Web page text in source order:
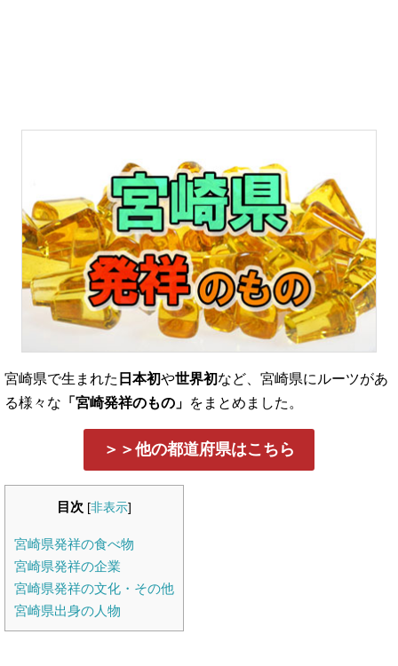
宮崎県で生まれた 日本初や世界初など、宮崎県にルーツがあ
る様々な 「宮崎発祥のもの」 をまとめました。
＞＞他の都道府県はこちら
目次 [非表示]
宮崎県発祥の食べ物
宮崎県発祥の企業
宮崎県発祥の文化・その他
宮崎県出身の人物